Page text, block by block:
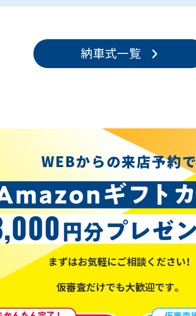
納車式一覧
WEBからの来店予約で
まずはお気軽にご相談ください！
仮審査だけでも大歓迎です。